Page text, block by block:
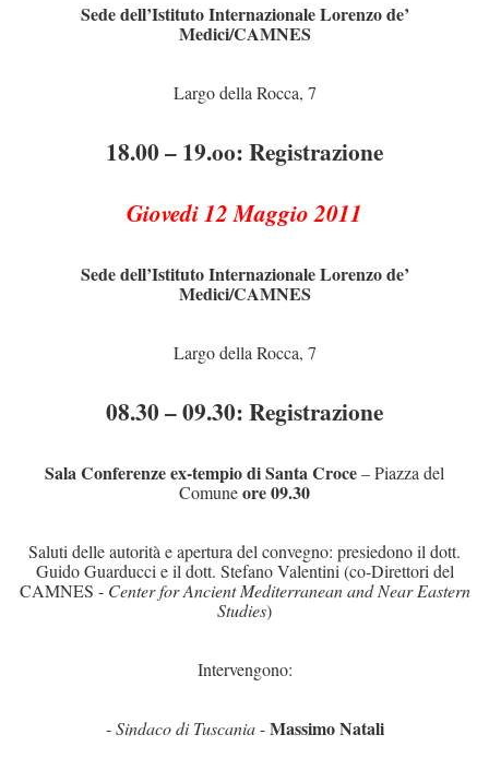
Sede dell’Istituto Internazionale Lorenzo de’
Medici/CAMNES
Largo della Rocca, 7
18.00 – 19.oo: Registrazione
Giovedi 12 Maggio 2011
Sede dell’Istituto Internazionale Lorenzo de’
Medici/CAMNES
Largo della Rocca, 7
08.30 – 09.30: Registrazione
Sala Conferenze ex-tempio di Santa Croce– Piazza del
Comuneore 09.30
Saluti delle autorità e apertura del convegno: presiedono il dott.
Guido Guarducci e il dott. Stefano Valentini (co-Direttori del
CAMNES - Center for Ancient Mediterranean and Near Eastern
Studies)
Intervengono:
-Sindaco di Tuscania-Massimo Natali